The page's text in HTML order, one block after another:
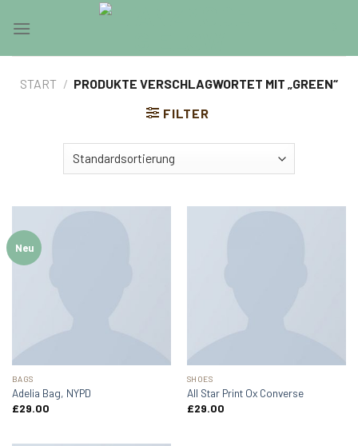
START / PRODUKTE VERSCHLAGWORTET MIT „GREEN“
FILTER
Neu
BAGS
Adelia Bag, NYPD
£29.00
SHOES
All Star Print Ox Converse
£29.00